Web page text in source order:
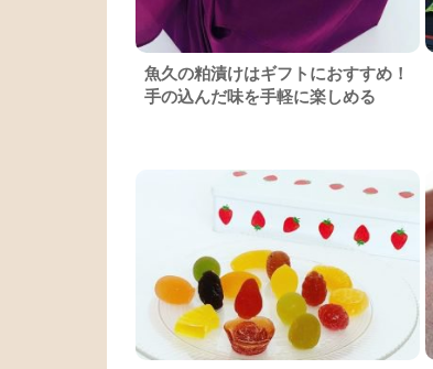
魚久の粕漬けはギフトにおすすめ！
手の込んだ味を手軽に楽しめる